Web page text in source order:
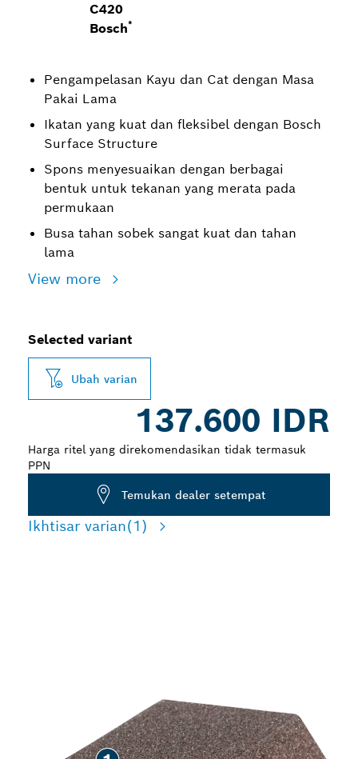
C420
Bosch*
Pengampelasan Kayu dan Cat dengan Masa
Pakai Lama
Ikatan yang kuat dan fleksibel dengan Bosch
Surface Structure
Spons menyesuaikan dengan berbagai
bentuk untuk tekanan yang merata pada
permukaan
Busa tahan sobek sangat kuat dan tahan
lama
View more
Selected variant
Ubah varian
137.600 IDR
Harga ritel yang direkomendasikan tidak termasuk
PPN
Temukan dealer setempat
Ikhtisar varian(1)